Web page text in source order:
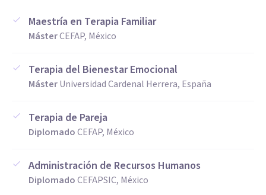
Maestría en Terapia Familiar
MásterCEFAP, México
Terapia del Bienestar Emocional
MásterUniversidad Cardenal Herrera, España
Terapia de Pareja
DiplomadoCEFAP, México
Administración de Recursos Humanos
DiplomadoCEFAPSIC, México